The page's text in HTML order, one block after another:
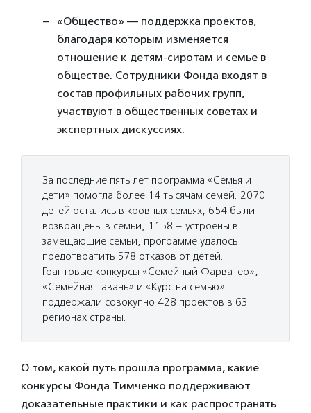
«Общество» — поддержка проектов,
благодаря которым изменяется
отношение к детям-сиротам и семье в
обществе. Сотрудники Фонда входят в
состав профильных рабочих групп,
участвуют в общественных советах и
экспертных дискуссиях.
За последние пять лет программа «Семья и
дети» помогла более 14 тысячам семей. 2070
детей остались в кровных семьях, 654 были
возвращены в семьи, 1158 – устроены в
замещающие семьи, программе удалось
предотвратить 578 отказов от детей.
Грантовые конкурсы «Семейный Фарватер»,
«Семейная гавань» и «Курс на семью»
поддержали совокупно 428 проектов в 63
регионах страны.
О том, какой путь прошла программа, какие
конкурсы Фонда Тимченко поддерживают
доказательные практики и как распространять